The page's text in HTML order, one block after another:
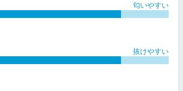
匂いやすい
抜けやすい